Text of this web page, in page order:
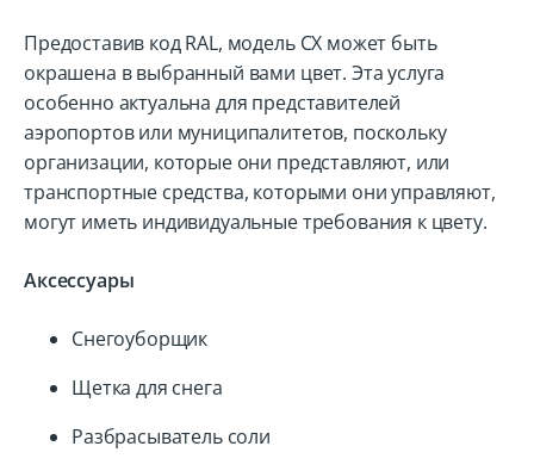
Предоставив код RAL, модель CX может быть
окрашена в выбранный вами цвет. Эта услуга
особенно актуальна для представителей
аэропортов или муниципалитетов, поскольку
организации, которые они представляют, или
транспортные средства, которыми они управляют,
могут иметь индивидуальные требования к цвету.
Аксессуары
Снегоуборщик
Щетка для снега
Разбрасыватель соли